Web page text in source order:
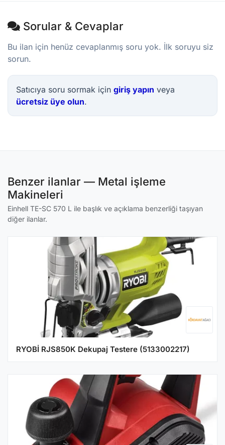
Sorular & Cevaplar
Bu ilan için henüz cevaplanmış soru yok. İlk soruyu siz
sorun.
Satıcıya soru sormak için giriş yapın veya
ücretsiz üye olun.
Benzer ilanlar — Metal işleme
Makineleri
Einhell TE-SC 570 L ile başlık ve açıklama benzerliği taşıyan
diğer ilanlar.
RYOBİ RJS850K Dekupaj Testere (5133002217)